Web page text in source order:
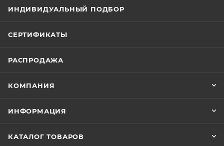
ИНДИВИДУАЛЬНЫЙ ПОДБОР
СЕРТИФИКАТЫ
РАСПРОДАЖА
КОМПАНИЯ
ИНФОРМАЦИЯ
КАТАЛОГ ТОВАРОВ